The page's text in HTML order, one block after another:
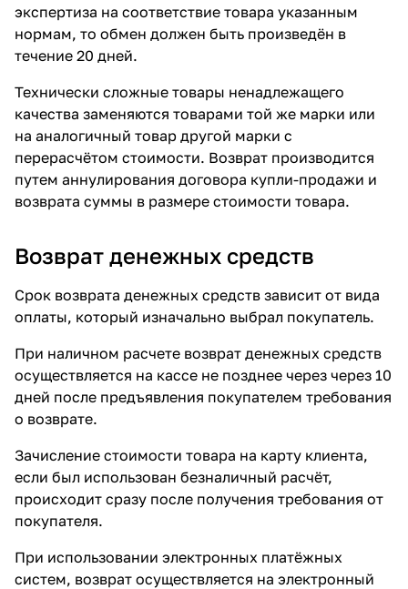
экспертиза на соответствие товара указанным
нормам, то обмен должен быть произведён в
течение 20 дней.
Технически сложные товары ненадлежащего
качества заменяются товарами той же марки или
на аналогичный товар другой марки с
перерасчётом стоимости. Возврат производится
путем аннулирования договора купли-продажи и
возврата суммы в размере стоимости товара.
Возврат денежных средств
Срок возврата денежных средств зависит от вида
оплаты, который изначально выбрал покупатель.
При наличном расчете возврат денежных средств
осуществляется на кассе не позднее через через 10
дней после предъявления покупателем требования
о возврате.
Зачисление стоимости товара на карту клиента,
если был использован безналичный расчёт,
происходит сразу после получения требования от
покупателя.
При использовании электронных платёжных
систем, возврат осуществляется на электронный